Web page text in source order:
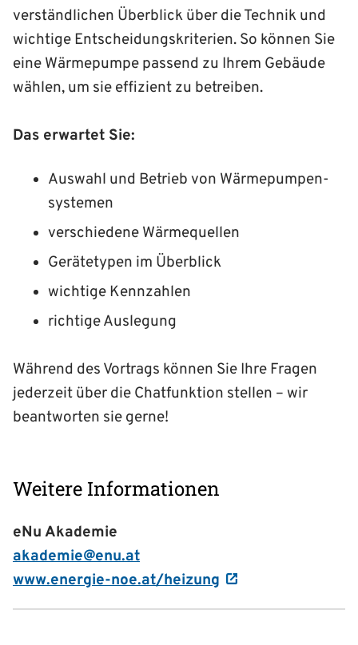
verständlichen Überblick über die Technik und
wichtige Entscheidungskriterien. So können Sie
eine Wärmepumpe passend zu Ihrem Gebäude
wählen, um sie effizient zu betreiben.
Das erwartet Sie:
Auswahl und Betrieb von Wärme­pumpen­
systemen
verschiedene Wärmequellen
Gerätetypen im Überblick
wichtige Kennzahlen
richtige Auslegung
Während des Vortrags können Sie Ihre Fragen
jederzeit über die Chatfunktion stellen – wir
beantworten sie gerne!
Weitere Informationen
eNu Akademie
akademie@enu.at
www.energie-noe.at/heizung